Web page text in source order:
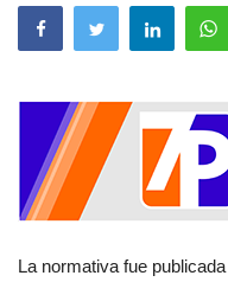
La normativa fue